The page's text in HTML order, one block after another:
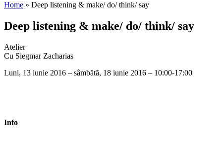
Home » Deep listening & make/ do/ think/ say
Deep listening & make/ do/ think/ say
Atelier
Cu Siegmar Zacharias
Luni, 13 iunie 2016 – sâmbătă, 18 iunie 2016 – 10:00-17:00
Info